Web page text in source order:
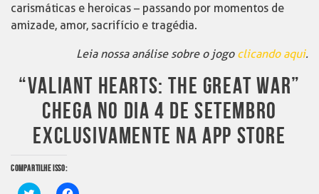
carismáticas e heroicas – passando por momentos de
amizade, amor, sacrifício e tragédia.
Leia nossa análise sobre o jogo clicando aqui.
“VALIANT HEARTS: THE GREAT WAR”
CHEGA NO DIA 4 DE SETEMBRO
EXCLUSIVAMENTE NA APP STORE
COMPARTILHE ISSO: